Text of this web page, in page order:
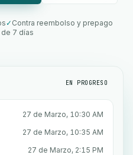
✓ Contra reembolso y prepago
7 días
EN PROGRESO
27 de Marzo, 10:30 AM
27 de Marzo, 10:35 AM
27 de Marzo, 2:15 PM